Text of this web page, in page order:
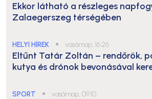
Ekkor látható a részleges
Zalaegerszeg térségében
HELYI HÍREK ● vasárnap, 16:26
Eltűnt Tatár Zoltán – rendőrök,
kutya és drónok bevonásával
SPORT ● vasárnap, 09:10